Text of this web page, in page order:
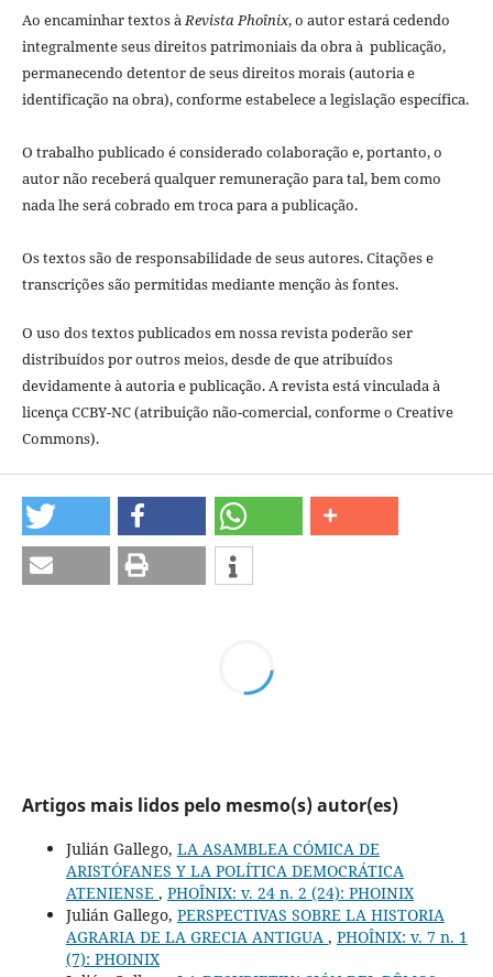
Ao encaminhar textos àRevista Phoînix, o autor estará cedendo
integralmente seus direitos patrimoniais da obra à publicação,
permanecendo detentor de seus direitos morais (autoria e
identificação na obra), conforme estabelece a legislação especí­fica.
O trabalho publicado é considerado colaboração e, portanto, o
autor não receberá qualquer remuneração para tal, bem como
nada lhe será cobrado em troca para a publicação.
Os textos são de responsabilidade de seus autores. Citações e
transcrições são permitidas mediante menção às fontes.
O uso dos textos publicados em nossa revista poderão ser
distribuídos por outros meios, desde de que atribuídos
devidamente à autoria e publicação. A revista está vinculada à
licença CCBY-NC (atribuição não-comercial, conforme o Creative
Commons).
Artigos mais lidos pelo mesmo(s) autor(es)
Julián Gallego, LA ASAMBLEA CÓMICA DE
ARISTÓFANES Y LA POLÍTICA DEMOCRÁTICA
ATENIENSE , PHOÎNIX: v. 24 n. 2 (24): PHOINIX
Julián Gallego, PERSPECTIVAS SOBRE LA HISTORIA
AGRARIA DE LA GRECIA ANTIGUA , PHOÎNIX: v. 7 n. 1
(7): PHOINIX